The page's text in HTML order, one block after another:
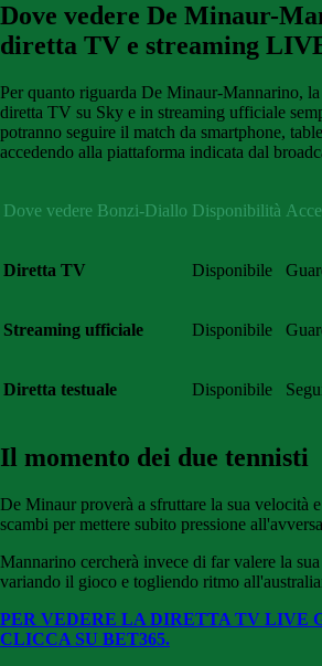
Dove vedere De Minaur-
diretta TV e streaming
Per quanto riguarda De Minaur-Mannarino, la
diretta TV su Sky e in streaming ufficiale
potranno seguire il match da smartphone,
accedendo alla piattaforma indicata dal
Dove vedere Bonzi-Diallo Disponibilità
Diretta TV Disponibile
Streaming ufficiale Disponibile
Diretta testuale Disponibile
Il momento dei due tennisti
De Minaur proverà a sfruttare la sua velocità
scambi per mettere subito pressione
Mannarino cercherà invece di far valere la
variando il gioco e togliendo ritmo
PER VEDERE LA DIRETTA TV LIVE
CLICCA SU BET365.